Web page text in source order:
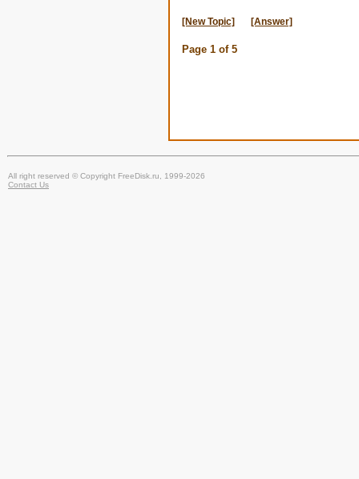
[New Topic] [Answer]
Page 1 of 5
All right reserved © Copyright FreeDisk.ru, 1999-2026
Contact Us